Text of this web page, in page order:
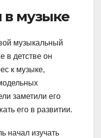
музыке
музыкальный
в детстве он
к музыке,
заметили его
его в развитии.
начал изучать